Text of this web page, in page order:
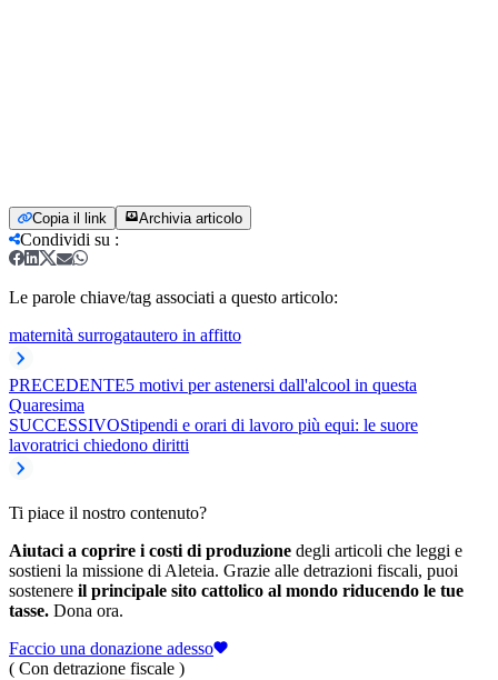
Copia il link Archivia articolo
Condividi su :
Le parole chiave/tag associati a questo articolo:
maternità surrogatautero in affitto
PRECEDENTE5 motivi per astenersi dall'alcool in questa
Quaresima
SUCCESSIVOStipendi e orari di lavoro più equi: le suore
lavoratrici chiedono diritti
Ti piace il nostro contenuto?
Aiutaci a coprire i costi di produzione degli articoli che leggi e
sostieni la missione di Aleteia. Grazie alle detrazioni fiscali, puoi
sostenere il principale sito cattolico al mondo riducendo le tue
tasse. Dona ora.
Faccio una donazione adesso
( Con detrazione fiscale )